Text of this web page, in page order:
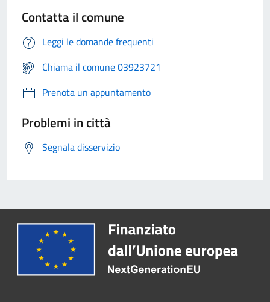
Contatta il comune
Leggi le domande frequenti
Chiama il comune 03923721
Prenota un appuntamento
Problemi in città
Segnala disservizio